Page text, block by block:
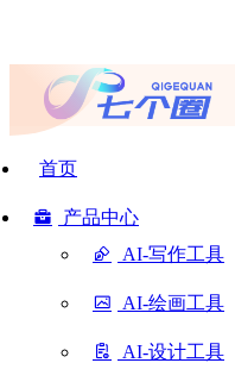
首页
产品中心
AI-写作工具
AI-绘画工具
AI-设计工具